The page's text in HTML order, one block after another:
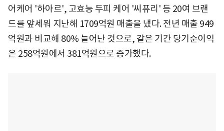
어케어 '하아르', 고효능 두피 케어 '씨퓨리' 등 20여 브랜
드를 앞세워 지난해 1709억원 매출을 냈다. 전년 매출 949
억원과 비교해 80% 늘어난 것으로, 같은 기간 당기순이익
은 258억원에서 381억원으로 증가했다.